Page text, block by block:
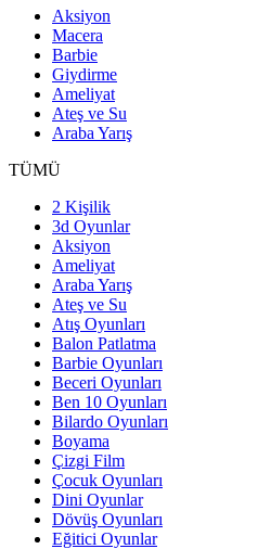
Aksiyon
Macera
Barbie
Giydirme
Ameliyat
Ateş ve Su
Araba Yarış
TÜMÜ
2 Kişilik
3d Oyunlar
Aksiyon
Ameliyat
Araba Yarış
Ateş ve Su
Atış Oyunları
Balon Patlatma
Barbie Oyunları
Beceri Oyunları
Ben 10 Oyunları
Bilardo Oyunları
Boyama
Çizgi Film
Çocuk Oyunları
Dini Oyunlar
Dövüş Oyunları
Eğitici Oyunlar